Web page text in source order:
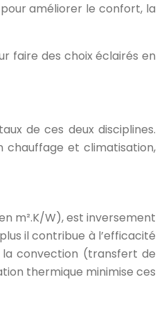
améliorer le confort, la
faire des choix éclairés en
de ces deux disciplines.
chauffage et climatisation,
m².K/W), est inversement
il contribue à l’efficacité
convection (transfert de
thermique minimise ces